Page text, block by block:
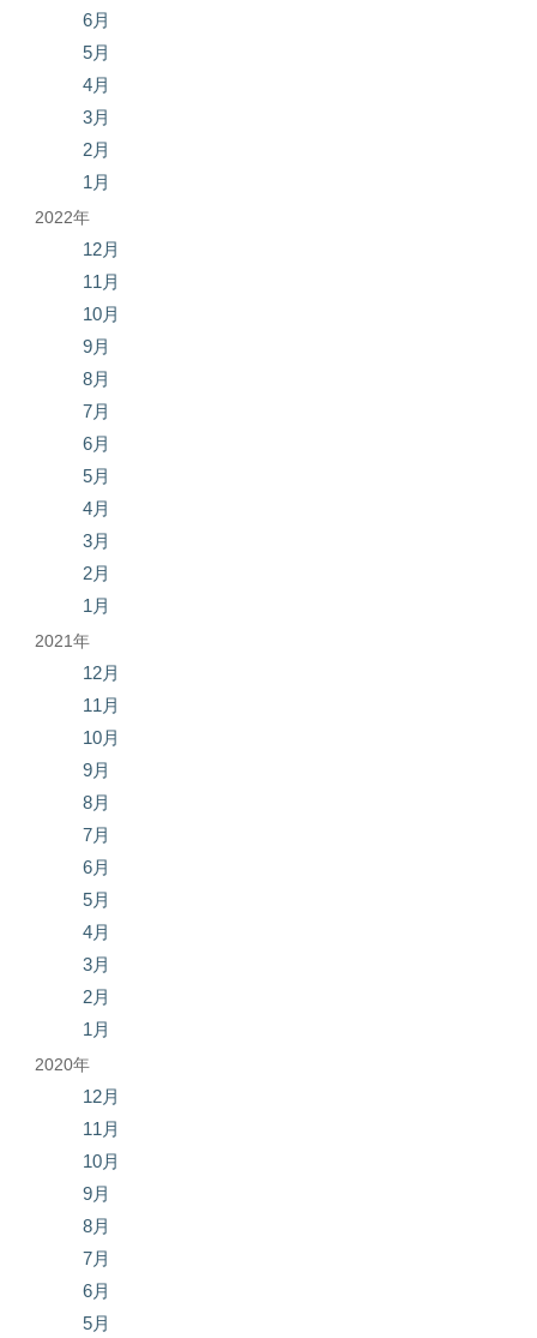
6月
5月
4月
3月
2月
1月
2022年
12月
11月
10月
9月
8月
7月
6月
5月
4月
3月
2月
1月
2021年
12月
11月
10月
9月
8月
7月
6月
5月
4月
3月
2月
1月
2020年
12月
11月
10月
9月
8月
7月
6月
5月